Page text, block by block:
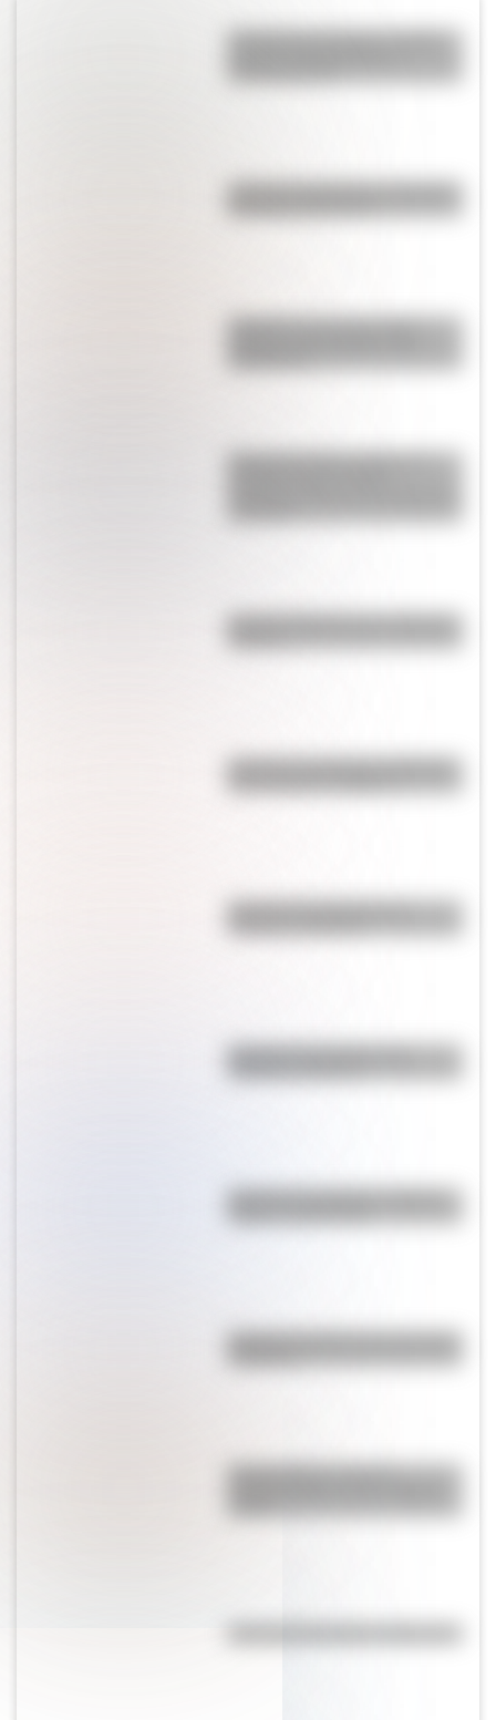
Conquista de América: origen,
¿Cómo se ingresan los vagones
Colocolo, uno de los gatos
Barrera de hielo de Ross: la
Bandera Wiphala para colorear e
Bandera de Santiago del Estero
Bandera de Panamá para
colorear e imprimir
Bandera de Ecuador para
Bandera de Córdoba: historia,
Bandera de Bolivia para colorear
Antonio Berni, el pintor
social